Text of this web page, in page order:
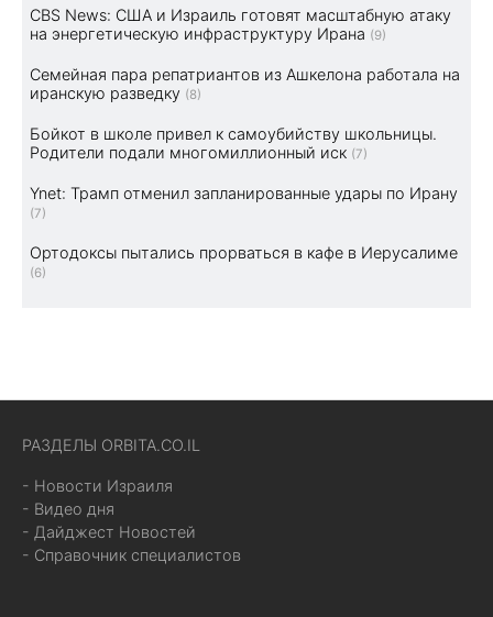
CBS News: США и Израиль готовят масштабную атаку
на энергетическую инфраструктуру Ирана (9)
Семейная пара репатриантов из Ашкелона работала на
иранскую разведку (8)
Бойкот в школе привел к самоубийству школьницы.
Родители подали многомиллионный иск (7)
Ynet: Трамп отменил запланированные удары по Ирану
(7)
Ортодоксы пытались прорваться в кафе в Иерусалиме
(6)
РАЗДЕЛЫ ORBITA.CO.IL
- Новости Израиля
- Видео дня
- Дайджест Новостей
- Справочник специалистов